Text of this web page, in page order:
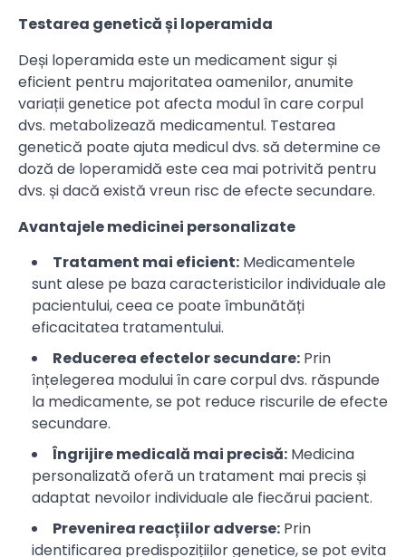
Testarea genetică și loperamida
Deși loperamida este un medicament sigur și
eficient pentru majoritatea oamenilor, anumite
variații genetice pot afecta modul în care corpul
dvs. metabolizează medicamentul. Testarea
genetică poate ajuta medicul dvs. să determine ce
doză de loperamidă este cea mai potrivită pentru
dvs. și dacă există vreun risc de efecte secundare.
Avantajele medicinei personalizate
Tratament mai eficient: Medicamentele
sunt alese pe baza caracteristicilor individuale ale
pacientului, ceea ce poate îmbunătăți
eficacitatea tratamentului.
Reducerea efectelor secundare: Prin
înțelegerea modului în care corpul dvs. răspunde
la medicamente, se pot reduce riscurile de efecte
secundare.
Îngrijire medicală mai precisă: Medicina
personalizată oferă un tratament mai precis și
adaptat nevoilor individuale ale fiecărui pacient.
Prevenirea reacțiilor adverse: Prin
identificarea predispozițiilor genetice, se pot evita